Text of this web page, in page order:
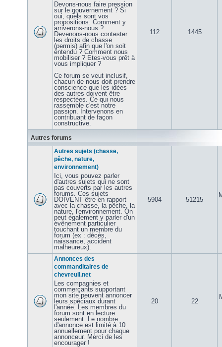
Devons-nous faire pression
sur le gouvernement ? Si
oui, quels sont vos
propositions. Comment y
arriverons-nous ?
Devenons-nous contester
les droits de chasse
(permis) afin que l'on soit
entendu ? Comment nous
mobiliser ? Etes-vous prêt à
vous impliquer ?
Ce forum se veut inclusif,
chacun de nous doit prendre
conscience que les idées
des autres doivent être
respectées. Ce qui nous
rassemble c'est notre
passion. Intervenons en
contribuant de façon
constructive.
112 1445
Autres forums
Autres sujets (chasse,
pêche, nature,
environnement)
Ici, vous pouvez parler
d'autres sujets qui ne sont
pas couverts par les autres
forums. Ces sujets
DOIVENT être en rapport
avec la chasse, la pêche, la
nature, l'environnement. On
peut également y parler d'un
évênement particulier
touchant un membre du
forum (ex : décès,
naissance, accident
malheureux).
5904 51215
Annonces des
commanditaires de
chevreuil.net
Les compagnies et
commerçants supportant
mon site peuvent annoncer
leurs spéciaux durant
l'année. Les membres du
forum sont en lecture
seulement. Le nombre
d'annonce est limité à 10
annuellement pour chaque
annonceur. Merci de les
encourager !
20 22